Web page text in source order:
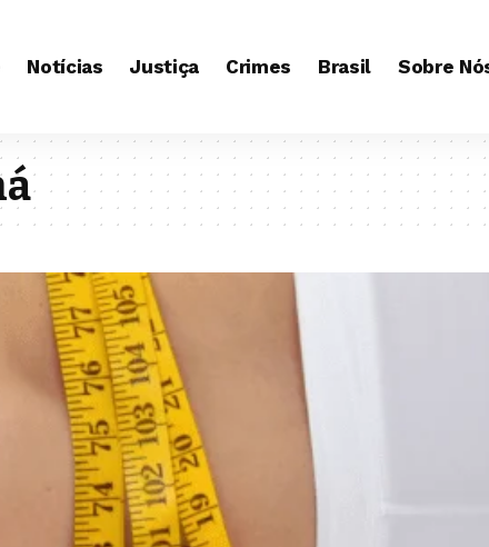
Notícias Justiça Crimes Brasil Sobre